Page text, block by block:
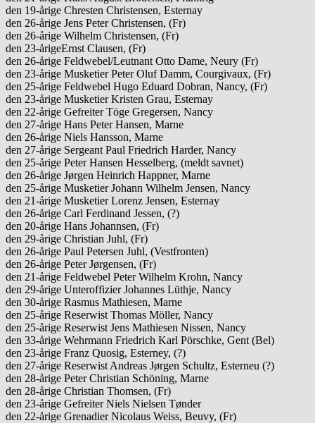
den 19-årige Chresten Christensen, Esternay
den 26-årige Jens Peter Christensen, (Fr)
den 26-årige Wilhelm Christensen, (Fr)
den 23-årigeErnst Clausen, (Fr)
den 26-årige Feldwebel/Leutnant Otto Dame, Neury (Fr)
den 23-årige Musketier Peter Oluf Damm, Courgivaux, (Fr)
den 25-årige Feldwebel Hugo Eduard Dobran, Nancy, (Fr)
den 23-årige Musketier Kristen Grau, Esternay
den 22-årige Gefreiter Töge Gregersen, Nancy
den 27-årige Hans Peter Hansen, Marne
den 26-årige Niels Hansson, Marne
den 27-årige Sergeant Paul Friedrich Harder, Nancy
den 25-årige Peter Hansen Hesselberg, (meldt savnet)
den 26-årige Jørgen Heinrich Happner, Marne
den 25-årige Musketier Johann Wilhelm Jensen, Nancy
den 21-årige Musketier Lorenz Jensen, Esternay
den 26-årige Carl Ferdinand Jessen, (?)
den 20-årige Hans Johannsen, (Fr)
den 29-årige Christian Juhl, (Fr)
den 26-årige Paul Petersen Juhl, (Vestfronten)
den 26-årige Peter Jørgensen, (Fr)
den 21-årige Feldwebel Peter Wilhelm Krohn, Nancy
den 29-årige Unteroffizier Johannes Lüthje, Nancy
den 30-årige Rasmus Mathiesen, Marne
den 25-årige Reserwist Thomas Möller, Nancy
den 25-årige Reserwist Jens Mathiesen Nissen, Nancy
den 33-årige Wehrmann Friedrich Karl Pörschke, Gent (Bel)
den 23-årige Franz Quosig, Esterney, (?)
den 27-årige Reserwist Andreas Jørgen Schultz, Esterneu (?)
den 28-årige Peter Christian Schöning, Marne
den 28-årige Christian Thomsen, (Fr)
den 23-årige Gefreiter Niels Nielsen Tønder
den 22-årige Grenadier Nicolaus Weiss, Beuvy, (Fr)